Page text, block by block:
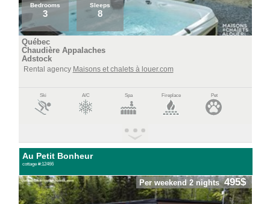
Bedrooms
3
Sleeps
8
Québec
Chaudière Appalaches
Adstock
Rental agency Maisons et chalets à louer.com
Ski A/C Spa Fireplace Pet
Au Petit Bonheur
cottage #:12466
Per weekend 2 nights 495$